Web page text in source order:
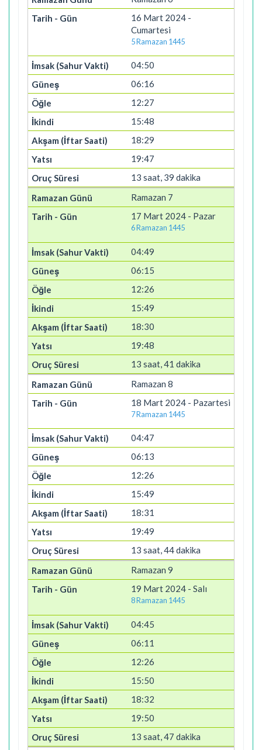
16 Mart 2024 -
Cumartesi
5 Ramazan 1445
04:50
06:16
12:27
15:48
18:29
19:47
13 saat, 39 dakika
Ramazan 7
17 Mart 2024 - Pazar
6 Ramazan 1445
04:49
06:15
12:26
15:49
18:30
19:48
13 saat, 41 dakika
Ramazan 8
18 Mart 2024 - Pazartesi
7 Ramazan 1445
04:47
06:13
12:26
15:49
18:31
19:49
13 saat, 44 dakika
Ramazan 9
19 Mart 2024 - Salı
8 Ramazan 1445
04:45
06:11
12:26
15:50
18:32
19:50
13 saat, 47 dakika